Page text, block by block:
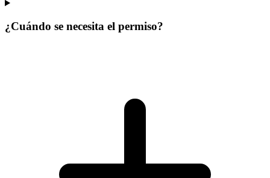
¿Cuándo se necesita el permiso?